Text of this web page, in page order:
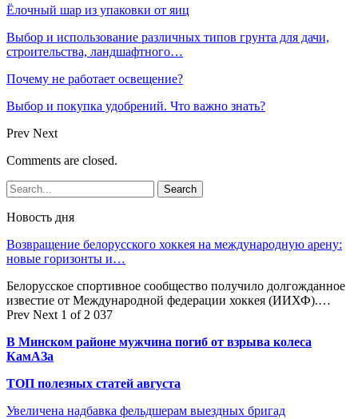
Ёлочный шар из упаковки от яиц
Выбор и использование различных типов грунта для дачи,
строительства, ландшафтного…
Почему не работает освещение?
Выбор и покупка удобрений. Что важно знать?
Prev Next
Comments are closed.
Новость дня
Возвращение белорусского хоккея на международную арену:
новые горизонты и…
Белорусское спортивное сообщество получило долгожданное
известие от Международной федерации хоккея (ИИХФ).…
Prev Next 1 of 2 037
В Минском районе мужчина погиб от взрыва колеса
КамАЗа
ТОП полезных статей августа
Увеличена надбавка фельдшерам выездных бригад